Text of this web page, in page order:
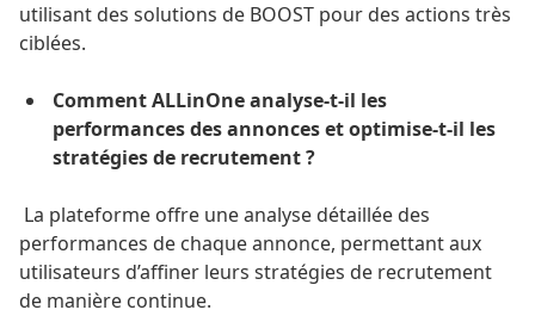
utilisant des solutions de BOOST pour des actions très
ciblées.
Comment ALLinOne analyse-t-il les
performances des annonces et optimise-t-il les
stratégies de recrutement ?
La plateforme offre une analyse détaillée des
performances de chaque annonce, permettant aux
utilisateurs d’affiner leurs stratégies de recrutement
de manière continue.